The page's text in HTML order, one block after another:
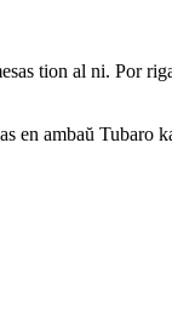
tion al ni. Por
en ambaŭ Tubaro